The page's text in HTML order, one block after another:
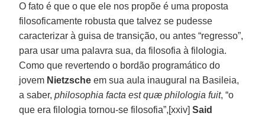
O fato é que o que ele nos propõe é uma proposta
filosoficamente robusta que talvez se pudesse
caracterizar à guisa de transição, ou antes “regresso”,
para usar uma palavra sua, da filosofia à filologia.
Como que revertendo o bordão programático do
jovem Nietzsche em sua aula inaugural na Basileia,
a saber, philosophia facta est quæ philologia fuit, “o
que era filologia tornou-se filosofia”,[xxiv]Said